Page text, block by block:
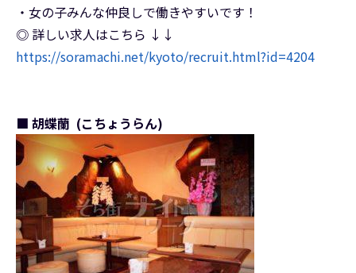
・女の子みんな仲良しで働きやすいです！
◎ 詳しい求人はこちら ↓↓
https://soramachi.net/kyoto/recruit.html?id=4204
■ 胡蝶蘭 (こちょうらん)